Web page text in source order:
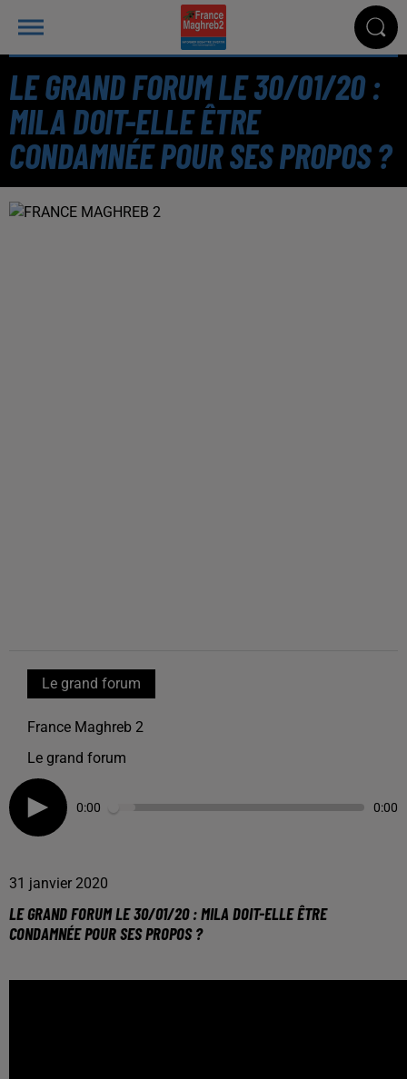
LE GRAND FORUM LE 30/01/20 :
MILA DOIT-ELLE ÊTRE
CONDAMNÉE POUR SES PROPOS ?
Le grand forum
France Maghreb 2
Le grand forum
0:00 0:00
31 janvier 2020
LE GRAND FORUM LE 30/01/20 : MILA DOIT-ELLE ÊTRE
CONDAMNÉE POUR SES PROPOS ?